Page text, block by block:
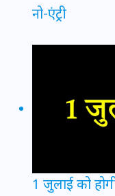
नो-एंट्री
1 जुलाई को